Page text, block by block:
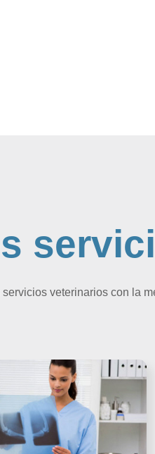
veterinarios con la